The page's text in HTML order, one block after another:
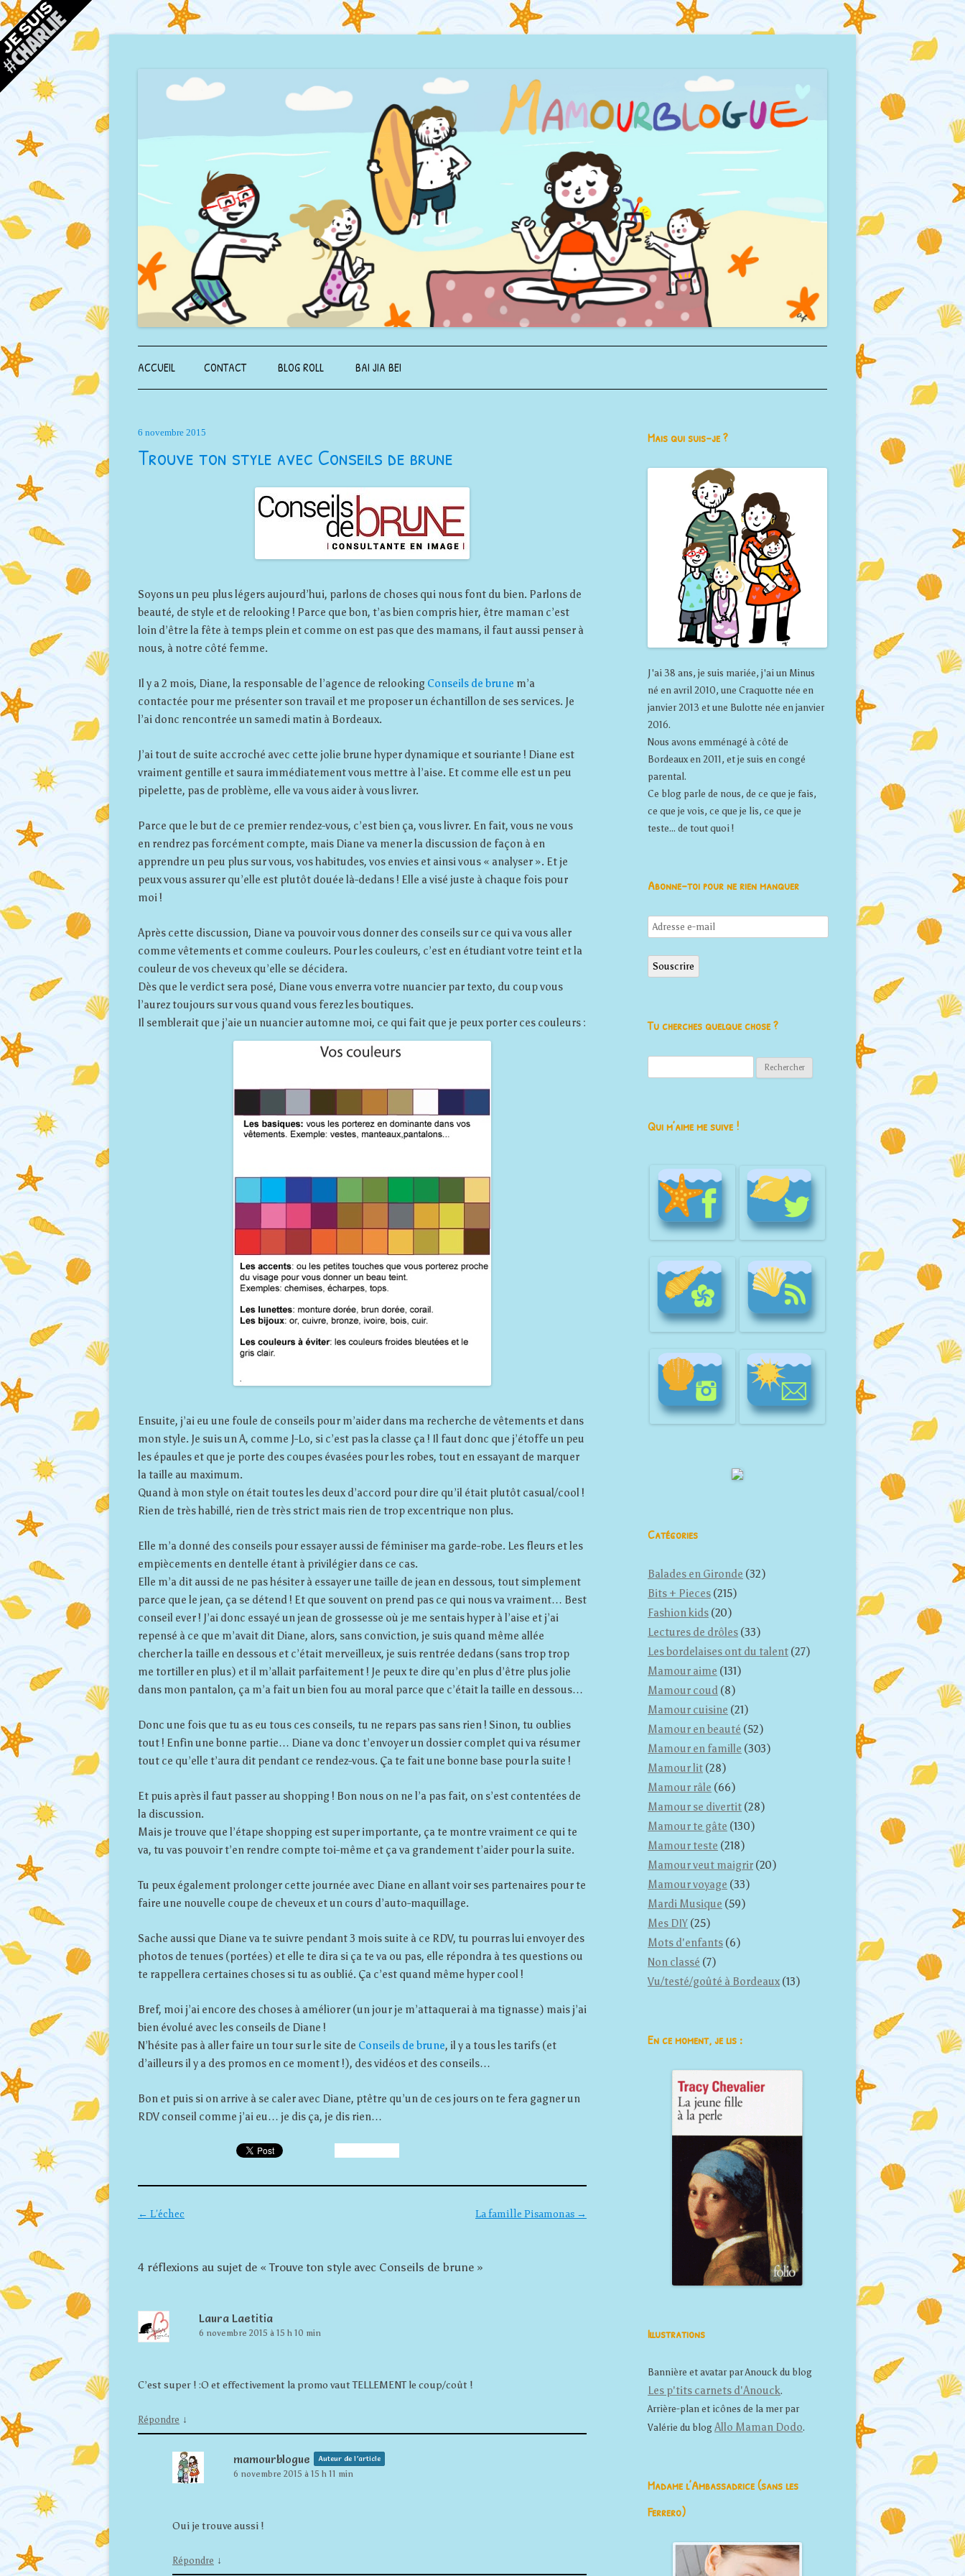
Aller au contenu principal
ACCUEIL CONTACT BLOG ROLL BAI JIA BEI
6 novembre 2015
Trouve ton style avec Conseils de brune
Soyons un peu plus légers aujourd’hui, parlons de choses qui nous font du bien. Parlons de
beauté, de style et de relooking ! Parce que bon, t’as bien compris hier, être maman c’est
loin d’être la fête à temps plein et comme on est pas que des mamans, il faut aussi penser à
nous, à notre côté femme.
Il y a 2 mois, Diane, la responsable de l’agence de relooking Conseils de brune m’a
contactée pour me présenter son travail et me proposer un échantillon de ses services. Je
l’ai donc rencontrée un samedi matin à Bordeaux.
J’ai tout de suite accroché avec cette jolie brune hyper dynamique et souriante ! Diane est
vraiment gentille et saura immédiatement vous mettre à l’aise. Et comme elle est un peu
pipelette, pas de problème, elle va vous aider à vous livrer.
Parce que le but de ce premier rendez-vous, c’est bien ça, vous livrer. En fait, vous ne vous
en rendrez pas forcément compte, mais Diane va mener la discussion de façon à en
apprendre un peu plus sur vous, vos habitudes, vos envies et ainsi vous « analyser ». Et je
peux vous assurer qu’elle est plutôt douée là-dedans ! Elle a visé juste à chaque fois pour
moi !
Après cette discussion, Diane va pouvoir vous donner des conseils sur ce qui va vous aller
comme vêtements et comme couleurs. Pour les couleurs, c’est en étudiant votre teint et la
couleur de vos cheveux qu’elle se décidera.
Dès que le verdict sera posé, Diane vous enverra votre nuancier par texto, du coup vous
l’aurez toujours sur vous quand vous ferez les boutiques.
Il semblerait que j’aie un nuancier automne moi, ce qui fait que je peux porter ces couleurs :
Ensuite, j’ai eu une foule de conseils pour m’aider dans ma recherche de vêtements et dans
mon style. Je suis un A, comme J-Lo, si c’est pas la classe ça ! Il faut donc que j’étoffe un peu
les épaules et que je porte des coupes évasées pour les robes, tout en essayant de marquer
la taille au maximum.
Quand à mon style on était toutes les deux d’accord pour dire qu’il était plutôt casual/cool !
Rien de très habillé, rien de très strict mais rien de trop excentrique non plus.
Elle m’a donné des conseils pour essayer aussi de féminiser ma garde-robe. Les fleurs et les
empiècements en dentelle étant à privilégier dans ce cas.
Elle m’a dit aussi de ne pas hésiter à essayer une taille de jean en dessous, tout simplement
parce que le jean, ça se détend ! Et que souvent on prend pas ce qui nous va vraiment… Best
conseil ever ! J’ai donc essayé un jean de grossesse où je me sentais hyper à l’aise et j’ai
repensé à ce que m’avait dit Diane, alors, sans conviction, je suis quand même allée
chercher la taille en dessous et c’était merveilleux, je suis rentrée dedans (sans trop trop
me tortiller en plus) et il m’allait parfaitement ! Je peux te dire qu’en plus d’être plus jolie
dans mon pantalon, ça m’a fait un bien fou au moral parce que c’était la taille en dessous…
Donc une fois que tu as eu tous ces conseils, tu ne repars pas sans rien ! Sinon, tu oublies
tout ! Enfin une bonne partie… Diane va donc t’envoyer un dossier complet qui va résumer
tout ce qu’elle t’aura dit pendant ce rendez-vous. Ça te fait une bonne base pour la suite !
Et puis après il faut passer au shopping ! Bon nous on ne l’a pas fait, on s’est contentées de
la discussion.
Mais je trouve que l’étape shopping est super importante, ça te montre vraiment ce qui te
va, tu vas pouvoir t’en rendre compte toi-même et ça va grandement t’aider pour la suite.
Tu peux également prolonger cette journée avec Diane en allant voir ses partenaires pour te
faire une nouvelle coupe de cheveux et un cours d’auto-maquillage.
Sache aussi que Diane va te suivre pendant 3 mois suite à ce RDV, tu pourras lui envoyer des
photos de tenues (portées) et elle te dira si ça te va ou pas, elle répondra à tes questions ou
te rappellera certaines choses si tu as oublié. Ça c’est quand même hyper cool !
Bref, moi j’ai encore des choses à améliorer (un jour je m’attaquerai à ma tignasse) mais j’ai
bien évolué avec les conseils de Diane !
N’hésite pas à aller faire un tour sur le site de Conseils de brune, il y a tous les tarifs (et
d’ailleurs il y a des promos en ce moment !), des vidéos et des conseils…
Bon et puis si on arrive à se caler avec Diane, ptêtre qu’un de ces jours on te fera gagner un
RDV conseil comme j’ai eu… je dis ça, je dis rien…
Navigation des articles
← L’échec La famille Pisamonas →
4 réflexions au sujet de «Trouve ton style avec Conseils de brune »
Laura Laetitia
6 novembre 2015 à 15 h 10 min
C’est super ! :O et effectivement la promo vaut TELLEMENT le coup/coût !
Répondre ↓
mamourblogue Auteur de l’article
6 novembre 2015 à 15 h 11 min
Oui je trouve aussi !
Répondre ↓
Mais qui suis-je ?
J'ai 38 ans, je suis mariée, j'ai un Minus
né en avril 2010, une Craquotte née en
janvier 2013 et une Bulotte née en janvier
2016.
Nous avons emménagé à côté de
Bordeaux en 2011, et je suis en congé
parental.
Ce blog parle de nous, de ce que je fais,
ce que je vois, ce que je lis, ce que je
teste... de tout quoi !
Abonne-toi pour ne rien manquer
Adresse
e-
mail
Souscrire
Tu cherches quelque chose ?
Qui m’aime me suive !
Catégories
Balades en Gironde (32)
Bits + Pieces (215)
Fashion kids (20)
Lectures de drôles (33)
Les bordelaises ont du talent (27)
Mamour aime (131)
Mamour coud (8)
Mamour cuisine (21)
Mamour en beauté (52)
Mamour en famille (303)
Mamour lit (28)
Mamour râle (66)
Mamour se divertit (28)
Mamour te gâte (130)
Mamour teste (218)
Mamour veut maigrir (20)
Mamour voyage (33)
Mardi Musique (59)
Mes DIY (25)
Mots d'enfants (6)
Non classé (7)
Vu/testé/goûté à Bordeaux (13)
En ce moment, je lis :
Illustrations
Bannière et avatar par Anouck du blog
Les p'tits carnets d'Anouck.
Arrière-plan et icônes de la mer par
Valérie du blog Allo Maman Dodo.
Madame l’Ambassadrice (sans les
Ferrero)